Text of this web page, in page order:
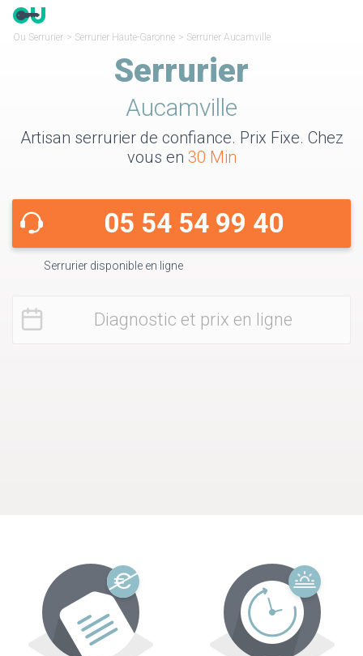
Ou Serrurier > Serrurier Haute-Garonne > Serrurier Aucamville
Serrurier
Aucamville
Artisan serrurier de confiance. Prix Fixe. Chez
vous en 30 Min
05 54 54 99 40
Serrurier disponible en ligne
Diagnostic et prix en ligne